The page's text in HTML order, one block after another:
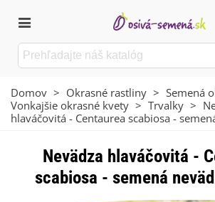
Domov > Okrasné rastliny > Semená
Vonkajšie okrasné kvety > Trvalky >
hlaváčovitá - Centaurea scabiosa -
Nevädza hlaváčovitá -
scabiosa - semená